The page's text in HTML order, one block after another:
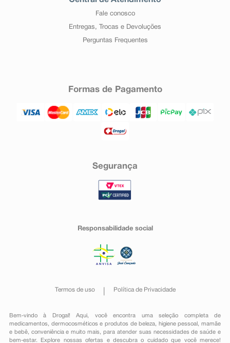
Fale conosco
Entregas, Trocas e Devoluções
Perguntas Frequentes
Formas de Pagamento
Segurança
Responsabilidade social
Termos de uso Política de Privacidade
Bem-vindo à Drogal! Aqui, você encontra uma seleção completa de
medicamentos , dermocosméticos e produtos de beleza, higiene pessoal ,mamãe
e bebê, conveniênciae muito mais, para atender suas necessidades de saúde e
bem-estar. Explore nossas ofertas e descubra o cuidado que você merece!